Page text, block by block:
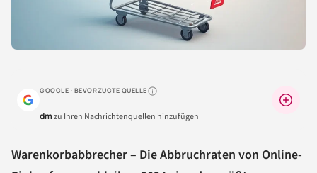
GOOGLE · BEVORZUGTE QUELLEWarum lohnt sich das?
dmzu Ihren Nachrichtenquellen hinzufügen
Warenkorbabbrecher – Die Abbruchraten von Online-